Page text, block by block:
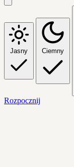
Jasny Ciemny
Rozpocznij